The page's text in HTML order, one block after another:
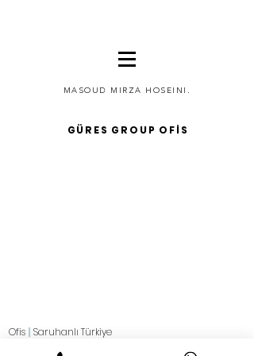
MASOUD MIRZA HOSEINI.
GÜRES GROUP OFİS
Ofis | Saruhanlı Türkiye